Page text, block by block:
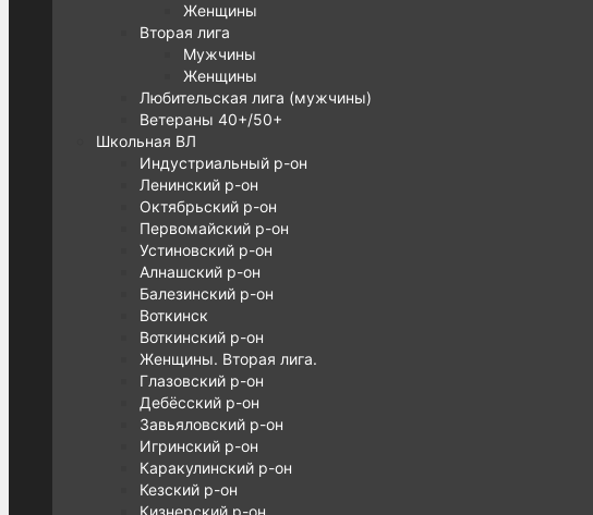
Женщины
Вторая лига
Мужчины
Женщины
Любительская лига (мужчины)
Ветераны 40+/50+
Школьная ВЛ
Индустриальный р-он
Ленинский р-он
Октябрьский р-он
Первомайский р-он
Устиновский р-он
Алнашский р-он
Балезинский р-он
Воткинск
Воткинский р-он
Женщины. Вторая лига.
Глазовский р-он
Дебёсский р-он
Завьяловский р-он
Игринский р-он
Каракулинский р-он
Кезский р-он
Кизнерский р-он